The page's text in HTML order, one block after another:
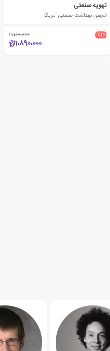
تهویه صنعتی
انجمن بهداشت صنعتی آمریکا
٪10 2،100،000
1،890،000